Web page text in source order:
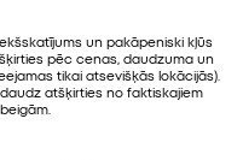
un pakāpeniski kļūs
pēc cenas, daudzuma un
tikai atsevišķās lokācijās).
atšķirties no faktiskajiem